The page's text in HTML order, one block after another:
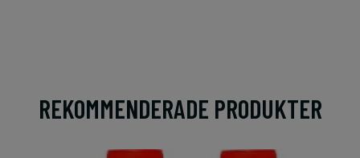
REKOMMENDERADE PRODUKTER